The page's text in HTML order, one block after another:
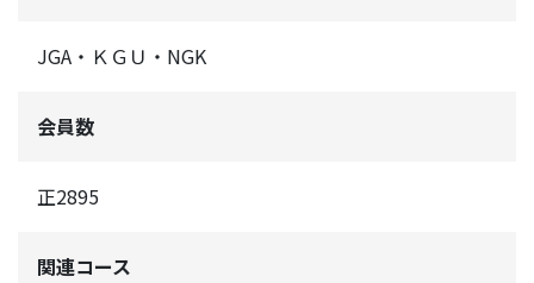
JGA・ＫＧＵ・NGK
会員数
正2895
関連コース